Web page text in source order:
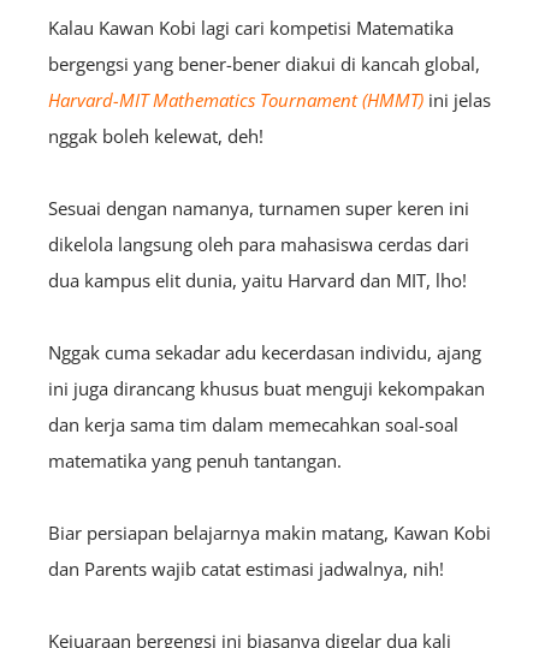
Kalau Kawan Kobi lagi cari kompetisi Matematika
bergengsi yang bener-bener diakui di kancah global,
Harvard-MIT Mathematics Tournament (HMMT) ini jelas
nggak boleh kelewat, deh!
Sesuai dengan namanya, turnamen super keren ini
dikelola langsung oleh para mahasiswa cerdas dari
dua kampus elit dunia, yaitu Harvard dan MIT, lho!
Nggak cuma sekadar adu kecerdasan individu, ajang
ini juga dirancang khusus buat menguji kekompakan
dan kerja sama tim dalam memecahkan soal-soal
matematika yang penuh tantangan.
Biar persiapan belajarnya makin matang, Kawan Kobi
dan Parents wajib catat estimasi jadwalnya, nih!
Kejuaraan bergengsi ini biasanya digelar dua kali